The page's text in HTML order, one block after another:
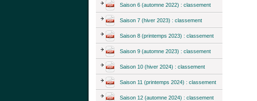
Saison 6 (automne 2022) : classement
Saison 7 (hiver 2023) : classement
Saison 8 (printemps 2023) : classement
Saison 9 (automne 2023) : classement
Saison 10 (hiver 2024) : classement
Saison 11 (printemps 2024) : classement
Saison 12 (automne 2024) : classement